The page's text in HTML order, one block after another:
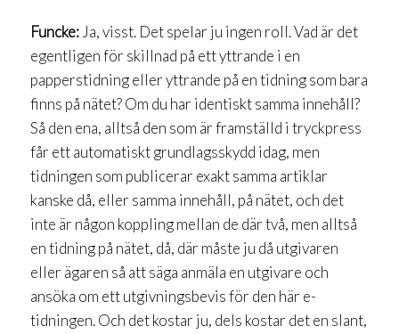
Funcke:Ja, visst. Det spelar ju ingen roll. Vad är det
egentligen för skillnad på ett yttrande i en
papperstidning eller yttrande på en tidning som bara
finns på nätet? Om du har identiskt samma innehåll?
Så den ena, alltså den som är framställd i tryckpress
får ett automatiskt grundlagsskydd idag, men
tidningen som publicerar exakt samma artiklar
kanske då, eller samma innehåll, på nätet, och det
inte är någon koppling mellan de där två, men alltså
en tidning på nätet, då, där måste ju då utgivaren
eller ägaren så att säga anmäla en utgivare och
ansöka om ett utgivningsbevis för den här e-
tidningen. Och det kostar ju, dels kostar det en slant,